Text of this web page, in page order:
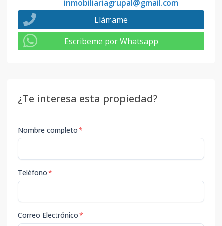
inmobiliariagrupal@gmail.com
Llámame
Escribeme por Whatsapp
¿Te interesa esta propiedad?
Nombre completo*
Teléfono*
Correo Electrónico*